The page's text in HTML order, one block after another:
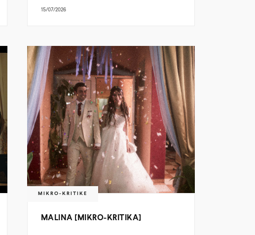
15/07/2026
MIKRO-KRITIKE
MALINA [MIKRO-KRITIKA]